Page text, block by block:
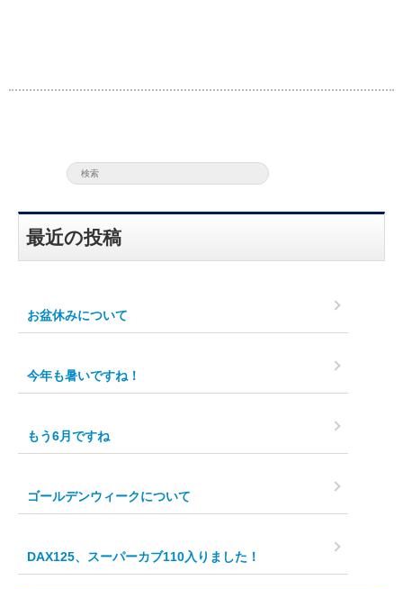
最近の投稿
お盆休みについて
今年も暑いですね！
もう6月ですね
ゴールデンウィークについて
DAX125、スーパーカブ110入りました！